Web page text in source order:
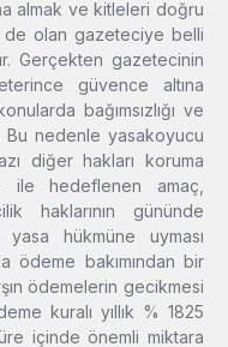
almak ve kitleleri doğru
olan gazeteciye belli
Gerçekten gazetecinin
güvence altına
bağımsızlığı ve
Bu nedenle yasakoyucu
diğer hakları koruma
ile hedeflenen amaç,
haklarının gününde
yasa hükmüne uyması
ödeme bakımından bir
ödemelerin gecikmesi
kuralı yıllık % 1825
içinde önemli miktara